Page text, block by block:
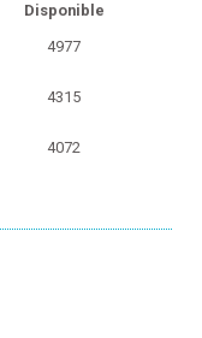
Disponible
4977
4315
4072